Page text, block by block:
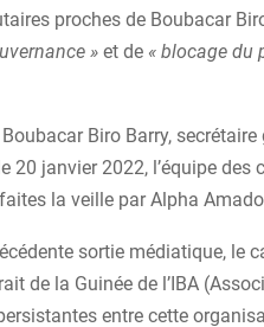
proches de Boubacar
» et de « blocage du
Biro Barry,
20 janvier 2022, l’équipe
la veille par Alpha
sortie médiatique, le
de la Guinée de l’IBA
entre cette